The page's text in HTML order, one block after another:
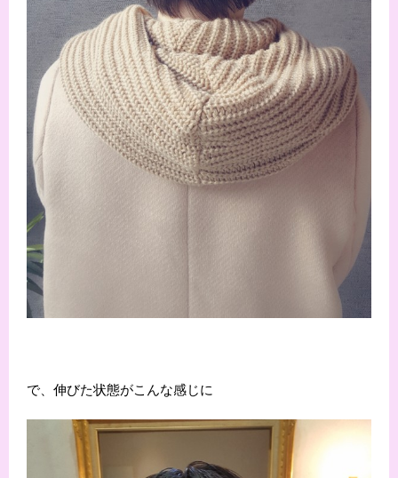
で、伸びた状態がこんな感じに